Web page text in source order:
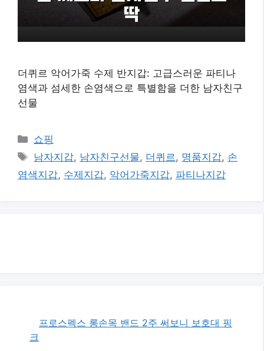
더퀴르 악어가죽 수제 반지갑: 고급스러운 파티나
염색과 섬세한 손염색으로 특별함을 더한 남자친구
선물
카
테
고
리
쇼핑
태
그
남자지갑, 남자친구선물, 더퀴르 , 명품지갑, 손
염색지갑, 수제지갑, 악어가죽지갑, 파티나지갑
프로스펙스 롱손목 밴드 2주 써보니 보호대 핑
크